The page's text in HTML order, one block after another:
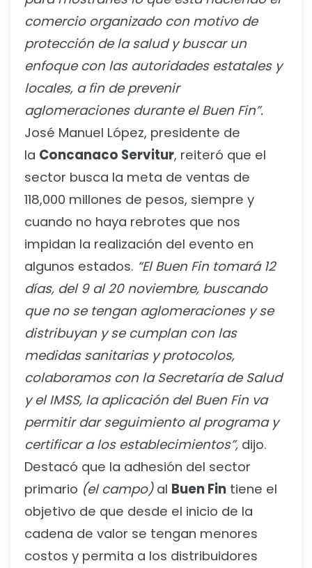
comercio organizado con motivo de
protección de la salud y buscar un
enfoque con las autoridades estatales y
locales, a fin de prevenir
aglomeraciones durante el Buen Fin”.
José Manuel López, presidente de
la Concanaco Servitur, reiteró que el
sector busca la meta de ventas de
118,000 millones de pesos, siempre y
cuando no haya rebrotes que nos
impidan la realización del evento en
algunos estados. “El Buen Fin tomará 12
días, del 9 al 20 noviembre, buscando
que no se tengan aglomeraciones y se
distribuyan y se cumplan con las
medidas sanitarias y protocolos,
colaboramos con la Secretaría de Salud
y el IMSS, la aplicación del Buen Fin va
permitir dar seguimiento al programa y
certificar a los establecimientos”, dijo.
Destacó que la adhesión del sector
primario (el campo)al Buen Fin tiene el
objetivo de que desde el inicio de la
cadena de valor se tengan menores
costos y permita a los distribuidores